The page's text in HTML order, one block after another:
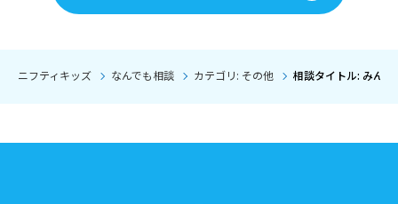
ニフティキッズ なんでも相談 カテゴリ: その他 相談タイトル: みん